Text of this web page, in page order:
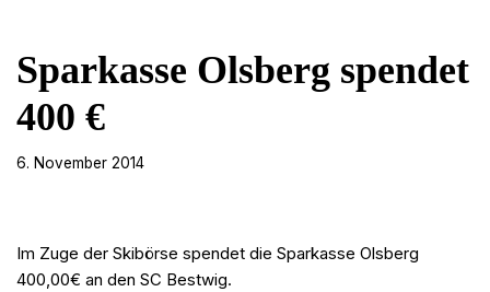
Sparkasse Olsberg spendet
400 €
6. November 2014
Im Zuge der Skibörse spendet die Sparkasse Olsberg
400,00€ an den SC Bestwig.